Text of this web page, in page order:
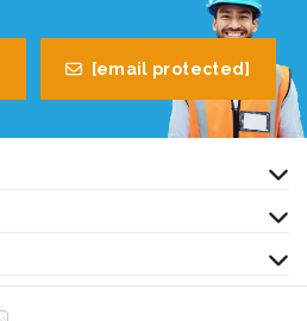
[email protected]